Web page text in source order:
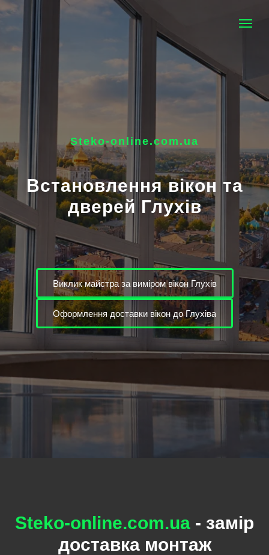
Steko-online.com.ua
Встановлення вікон та
дверей Глухів
Виклик майстра за виміром вікон Глухів
Оформлення доставки вікон до Глухіва
Steko-online.com.ua - замір
доставка монтаж